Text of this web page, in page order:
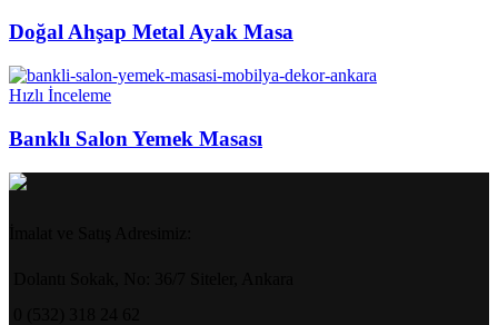
Doğal Ahşap Metal Ayak Masa
Hızlı İnceleme
Banklı Salon Yemek Masası